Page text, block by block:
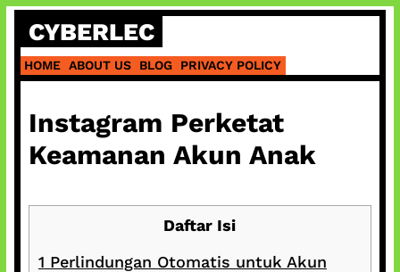
Skip
content
CYBERLEC
HOME ABOUT US BLOG PRIVACY POLICY
Instagram Perketat
Keamanan Akun Anak
Daftar Isi
1 Perlindungan Otomatis untuk Akun